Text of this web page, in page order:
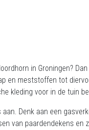
in Groningen?
en meststoffen tot
kleding voor in de tuin
Denk aan een
van paardendekens en